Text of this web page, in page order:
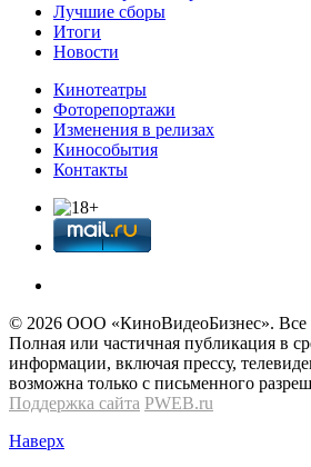
Лучшие сборы
Итоги
Новости
Кинотеатры
Фоторепортажи
Изменения в релизах
Кинособытия
Контакты
© 2026 OOО «КиноВидеоБизнес».
Полная или частичная публикация в
информации, включая прессу,
возможна только с письменного
Поддержка сайта PWEB.ru
Наверх